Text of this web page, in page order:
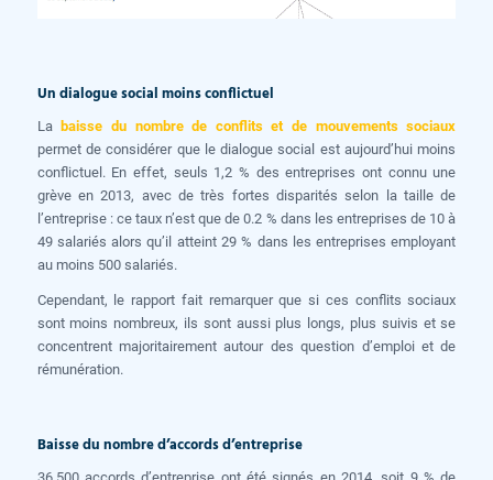
Un dialogue social moins conflictuel
La
baisse du nombre de conflits et de mouvements sociaux
permet de considérer que le dialogue social est aujourd’hui moins
conflictuel. En effet, seuls 1,2 % des entreprises ont connu une
grève en 2013, avec de très fortes disparités selon la taille de
l’entreprise : ce taux n’est que de 0.2 % dans les entreprises de 10 à
49 salariés alors qu’il atteint 29 % dans les entreprises employant
au moins 500 salariés.
Cependant, le rapport fait remarquer que si ces conflits sociaux
sont moins nombreux, ils sont aussi plus longs, plus suivis et se
concentrent majoritairement autour des question d’emploi et de
rémunération.
Baisse du nombre d’accords d’entreprise